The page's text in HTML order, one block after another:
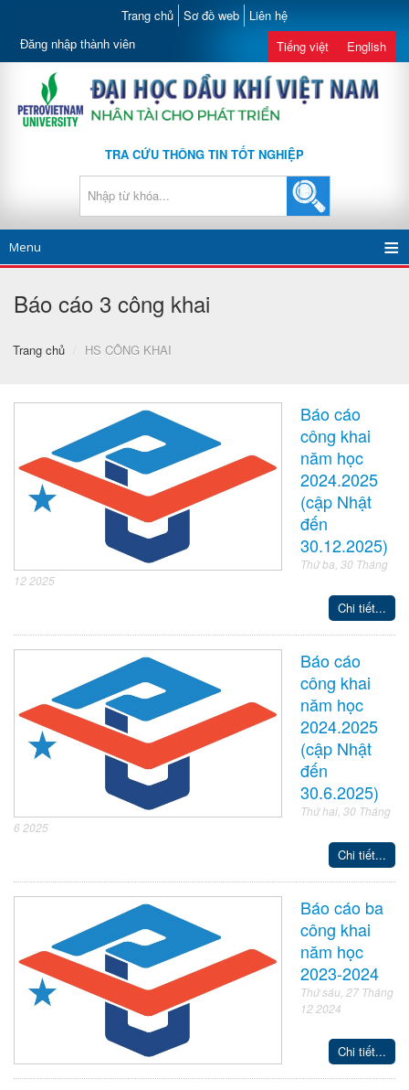
Trang chủ Sơ đồ web Liên hệ
Đăng nhập thành viên Tiếng việt English
TRA CỨU THÔNG TIN TỐT NGHIỆP
Menu
Báo cáo 3 công khai
Trang chủ / HS CÔNG KHAI
Báo cáo
công khai
năm học
2024.2025
(cập Nhật
đến
30.12.2025)
Thứ ba, 30 Tháng
12 2025
Chi tiết...
Báo cáo
công khai
năm học
2024.2025
(cập Nhật
đến
30.6.2025)
Thứ hai, 30 Tháng
6 2025
Chi tiết...
Báo cáo ba
công khai
năm học
2023-2024
Thứ sáu, 27 Tháng
12 2024
Chi tiết...